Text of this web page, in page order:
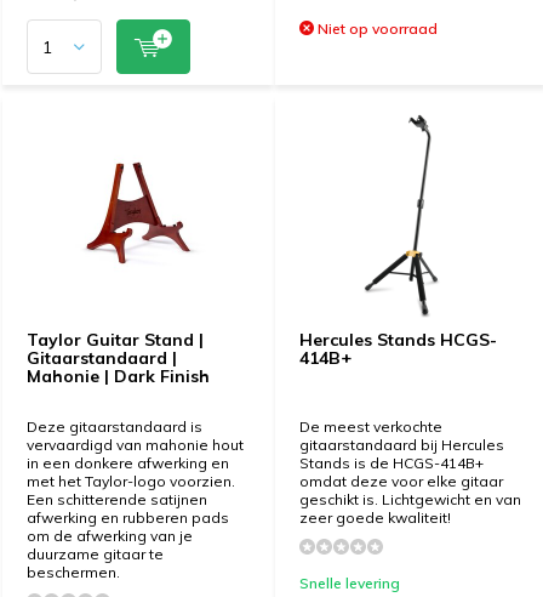
Niet op voorraad
Taylor Guitar Stand |
Gitaarstandaard |
Mahonie | Dark Finish
Deze gitaarstandaard is
vervaardigd van mahonie hout
in een donkere afwerking en
met het Taylor-logo voorzien.
Een schitterende satijnen
afwerking en rubberen pads
om de afwerking van je
duurzame gitaar te
beschermen.
Hercules Stands HCGS-
414B+
De meest verkochte
gitaarstandaard bij Hercules
Stands is de HCGS-414B+
omdat deze voor elke gitaar
geschikt is. Lichtgewicht en van
zeer goede kwaliteit!
Snelle levering